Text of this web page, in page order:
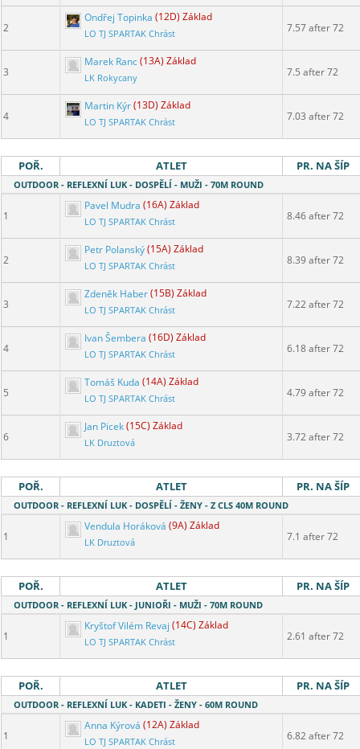
2
Ondřej Topinka (12D) Základ
LO TJ SPARTAK Chrást 7.57 after 72
3
Marek Ranc(13A) Základ
LK Rokycany 7.5 after 72
4
Martin Kýr(13D) Základ
LO TJ SPARTAK Chrást 7.03 after 72
POŘ. ATLET PR. NA ŠÍP
OUTDOOR - REFLEXNÍ LUK - DOSPĚLÍ - MUŽI - 70M ROUND
1
Pavel Mudra (16A) Základ
LO TJ SPARTAK Chrást 8.46 after 72
2
Petr Polanský(15A) Základ
LO TJ SPARTAK Chrást 8.39 after 72
3
Zdeněk Haber(15B) Základ
LO TJ SPARTAK Chrást 7.22 after 72
4
Ivan Šembera (16D) Základ
LO TJ SPARTAK Chrást 6.18 after 72
5
Tomáš Kuda (14A) Základ
LO TJ SPARTAK Chrást 4.79 after 72
6
Jan Picek(15C) Základ
LK Druztová 3.72 after 72
POŘ. ATLET PR. NA ŠÍP
OUTDOOR - REFLEXNÍ LUK - DOSPĚLÍ - ŽENY - Z CLS 40M ROUND
1
Vendula Horáková (9A) Základ
LK Druztová 7.1 after 72
POŘ. ATLET PR. NA ŠÍP
OUTDOOR - REFLEXNÍ LUK - JUNIOŘI - MUŽI - 70M ROUND
1
Kryštof Vilém Revaj (14C) Základ
LO TJ SPARTAK Chrást 2.61 after 72
POŘ. ATLET PR. NA ŠÍP
OUTDOOR - REFLEXNÍ LUK - KADETI - ŽENY - 60M ROUND
1
Anna Kýrová (12A) Základ
LO TJ SPARTAK Chrást 6.82 after 72